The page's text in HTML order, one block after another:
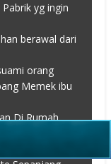
yg ingin
berawal dari
orang
Memek ibu
Di Rumah
cantik